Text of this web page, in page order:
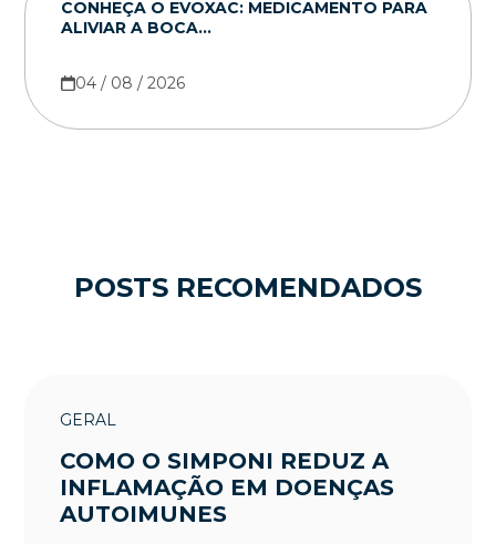
CONHEÇA O EVOXAC: MEDICAMENTO PARA
ALIVIAR A BOCA...
04 / 08 / 2026
POSTS RECOMENDADOS
GERAL
COMO O SIMPONI REDUZ A
INFLAMAÇÃO EM DOENÇAS
AUTOIMUNES